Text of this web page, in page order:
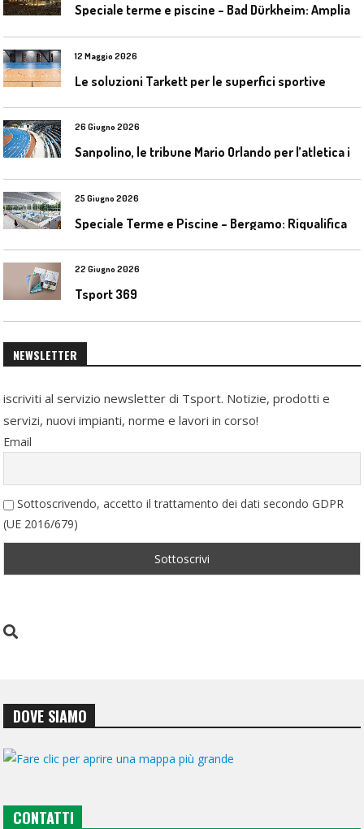
12 Maggio 2026
Le soluzioni Tarkett per le superfici sportive
26 Giugno 2026
25 Giugno 2026
22 Giugno 2026
Tsport 369
NEWSLETTER
iscriviti al servizio newsletter di Tsport. Notizie, prodotti e
servizi, nuovi impianti, norme e lavori in corso!
Email
Sottoscrivendo, accetto il trattamento dei dati secondo GDPR
(UE 2016/679)
DOVE SIAMO
CONTATTI